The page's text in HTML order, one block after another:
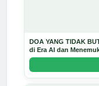
DOA YANG TIDAK
di Era AI dan
Arda Dinata